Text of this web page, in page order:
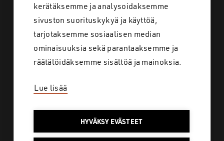
Yhteystiedot
Tietosuoja
SAKO SUOMI
kerätäksemme ja analysoidaksemme
sivuston suorituskykyä ja käyttöä,
tarjotaksemme sosiaalisen median
ominaisuuksia sekä parantaaksemme ja
räätälöidäksemme sisältöä ja mainoksia.
Lue lisää
HYVÄKSY EVÄSTEET